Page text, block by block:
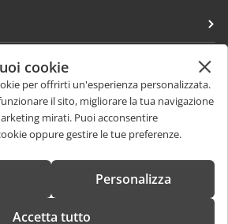
sales@onlyoffice.com
cookie
per offrirti un'esperienza personalizzata.
il sito, migliorare la tua navigazione
mirati. Puoi acconsentire
oppure gestire le tue preferenze.
Personalizza
Accetta tutto